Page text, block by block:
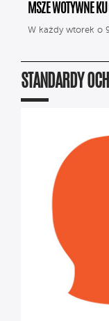
MSZE WOTYWNE
W każdy wtorek o
STANDARDY